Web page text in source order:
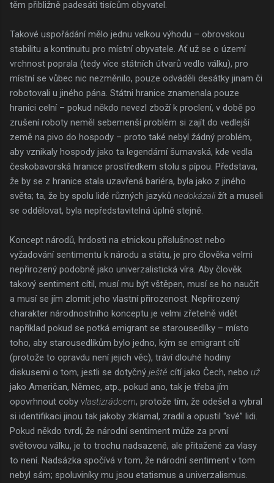
těm přibližně padesáti tisícům obyvatel.
Takové uspořádání mělo jednu velkou výhodu – obrovskou
stabilitu a kontinuitu pro místní obyvatele. Ať už se o území
vrchnost poprala (tedy více státních útvarů vedlo válku), pro
místní se vůbec nic nezměnilo, pouze odváděli desátky jinam či
robotovali u jiného pána. Státni hranice znamenala pouze
hranici celní – pokud někdo nevezl zboží k proclení, v době po
zrušení roboty neměl sebemenší problém si zajít do vedlejší
země na pivo do hospody – proto také nebyl žádný problém,
aby vznikaly hospody jako ta legendární šumavská, kde vedla
českobavorská hranice prostředkem stolu s pípou. Představa,
že by se z hranice stala uzavřená bariéra, byla jako z jiného
světa; ta, že by spolu lidé různých jazyků nedokázali žít a museli
se oddělovat, byla nepředstavitelná úplně stejně.
Koncept národů, hrdosti na etnickou příslušnost nebo
vyžadování sentimentu k národu a státu, je pro člověka velmi
nepřirozený podobně jako univerzalistická víra. Aby člověk
takový sentiment cítil, musí mu být vštěpen, musí se ho naučit
a musí se jím zlomit jeho vlastní přirozenost. Nepřirozený
charakter národnostního konceptu je velmi zřetelně vidět
například pokud se potká emigrant se starousedlíky – místo
toho, aby starousedlíkům bylo jedno, kým se emigrant cítí
(protože to opravdu není jejich věc), tráví dlouhé hodiny
diskusemi o tom, jestli se dotyčný ještě cítí jako Čech, nebo už
jako Američan, Němec, atp., pokud ano, tak je třeba jím
opovrhnout coby vlastizrádcem, protože tím, že odešel a vybral
si identifikaci jinou tak jakoby zklamal, zradil a opustil “své” lidi.
Pokud někdo tvrdí, že národní sentiment může za první
světovou válku, je to trochu nadsazené, ale přitažené za vlasy
to není. Nadsázka spočívá v tom, že národní sentiment v tom
nebyl sám; spoluviníky mu jsou etatismus a univerzalismus.